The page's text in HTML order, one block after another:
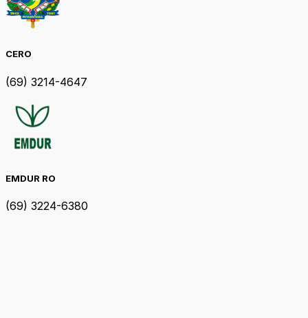
CERO
(69) 3214-4647
EMDUR RO
(69) 3224-6380